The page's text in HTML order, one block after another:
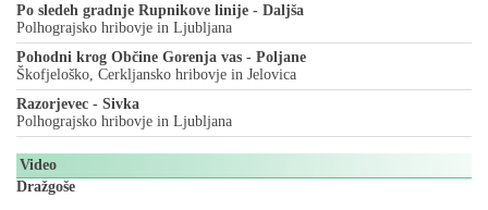
Po sledeh gradnje Rupnikove linije - Daljša
Polhograjsko hribovje in Ljubljana
Pohodni krog Občine Gorenja vas - Poljane
Škofjeloško, Cerkljansko hribovje in Jelovica
Razorjevec - Sivka
Polhograjsko hribovje in Ljubljana
Video
Dražgoše